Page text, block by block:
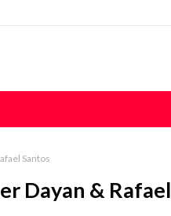
Santos
Dayan & Rafael